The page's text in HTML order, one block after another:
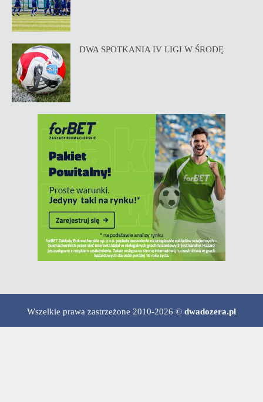
DWA SPOTKANIA IV LIGI W ŚRODĘ
Wszelkie prawa zastrzeżone 2010-2026 © dwadozera.pl